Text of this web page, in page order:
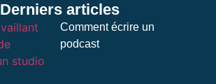
Derniers articles
Comment écrire un
podcast